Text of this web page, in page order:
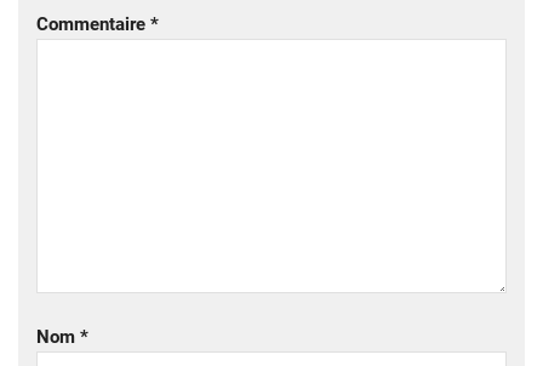
Commentaire *
Nom *